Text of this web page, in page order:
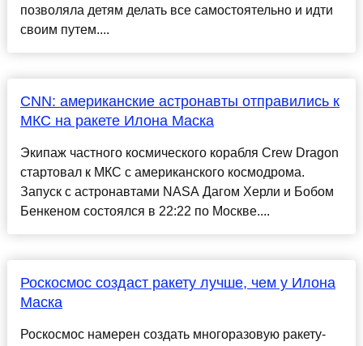
позволяла детям делать все самостоятельно и идти
своим путем....
CNN: американские астронавты отправились к
МКС на ракете Илона Маска
Экипаж частного космического корабля Crew Dragon
стартовал к МКС с американского космодрома.
Запуск с астронавтами NASA Дагом Херли и Бобом
Бенкеном состоялся в 22:22 по Москве....
Роскосмос создаст ракету лучше, чем у Илона
Маска
Роскосмос намерен создать многоразовую ракету-